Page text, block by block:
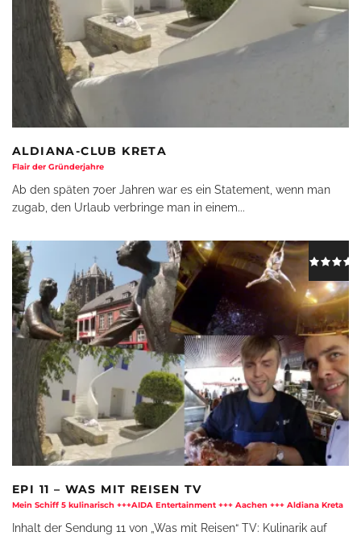
ALDIANA-CLUB KRETA
Flair der Gründerjahre
Ab den späten 70er Jahren war es ein Statement, wenn man
zugab, den Urlaub verbringe man in einem...
EPI 11 – WAS MIT REISEN TV
Mein Schiff 5 kulinarisch +++AIDA Entertainment +++ Aachen +++ Aldiana Kreta
Inhalt der Sendung 11 von „Was mit Reisen“ TV: Kulinarik auf